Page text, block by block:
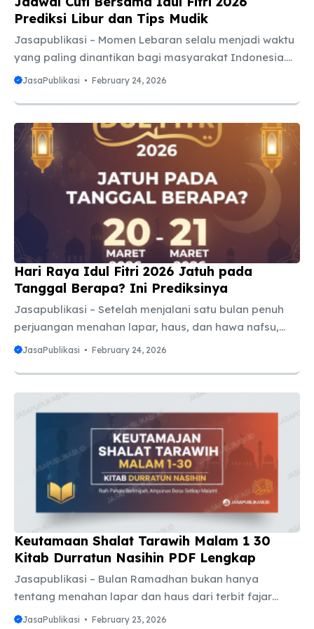
Prediksi Libur dan Tips Mudik
Jasapublikasi – Momen Lebaran selalu menjadi waktu
yang paling dinantikan bagi masyarakat Indonesia.
Bukan hanya karena nilai spiritualnya yang
atau pulang kampung untuk berkumpul bersama
keluarga besar. Agar rencana pulang kampung
berjalan mulus tanpa drama kehabisan tiket atau
terjebak macet parah, mengetahui jadwal cuti
bersama Idul Fitri 2026 sejak dini adalah langkah
yang sangat bijak. Meskipun pemerintah biasanya
merilis pengumuman resmi melalui Surat Keputusan
Bersama (SKB) 3 Menteri pada akhir tahun
sebelumnya, kita ...
JasaPublikasi February 24, 2026
Hari Raya Idul Fitri 2026 Jatuh pada
Tanggal Berapa? Ini Prediksinya
Jasapublikasi – Setelah menjalani satu bulan penuh
perjuangan menahan lapar, haus, dan hawa nafsu,
momen yang paling dinantikan oleh seluruh umat
Fitri. Tak jarang, jauh-jauh hari kita sudah mulai
bertanya-tanya: hari raya Idul Fitri 2026 jatuh pada
tanggal berapa? Pertanyaan ini bukan sekadar rasa
penasaran biasa. Mengetahui estimasi tanggal
Lebaran sangat penting untuk merencanakan banyak
hal, mulai dari memesan tiket mudik, mengatur jadwal
cuti kantor, hingga mempersiapkan anggaran untuk
konsumsi ...
JasaPublikasi February 24, 2026
Keutamaan Shalat Tarawih Malam 1 30
Kitab Durratun Nasihin PDF Lengkap
Jasapublikasi – Bulan Ramadhan bukan hanya
tentang menahan lapar dan haus dari terbit fajar
hingga terbenam matahari. Ramadhan adalah sebuah
JasaPublikasi February 23, 2026